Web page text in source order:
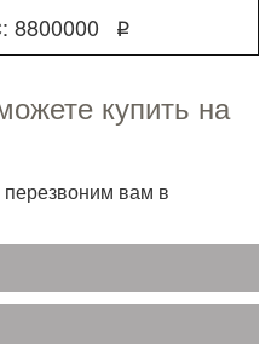
8800000 q
купить на
вам в